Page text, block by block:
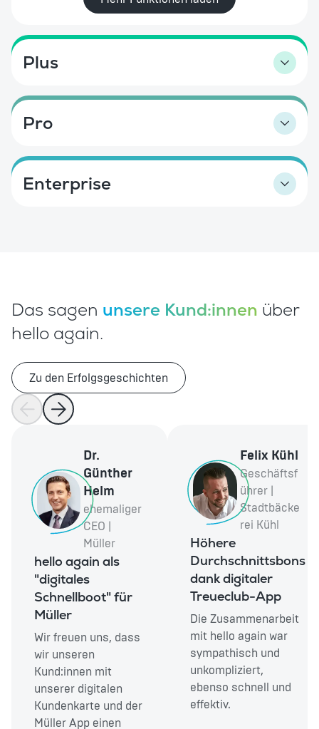
Plus
Pro
Enterprise
Das sagen unsere Kund:innen über
hello again.
Zu den Erfolgsgeschichten
Dr.
Günther
Helm
ehemaliger
CEO |
Müller
hello again als
"digitales
Schnellboot" für
Müller
Wir freuen uns, dass
wir unseren
Kund:innen mit
unserer digitalen
Kundenkarte und der
Müller App einen
Felix Kühl
Geschäftsf
ührer |
Stadtbäcke
rei Kühl
Höhere
Durchschnittsbons
dank digitaler
Treueclub-App
Die Zusammenarbeit
mit hello again war
sympathisch und
unkompliziert,
ebenso schnell und
effektiv.